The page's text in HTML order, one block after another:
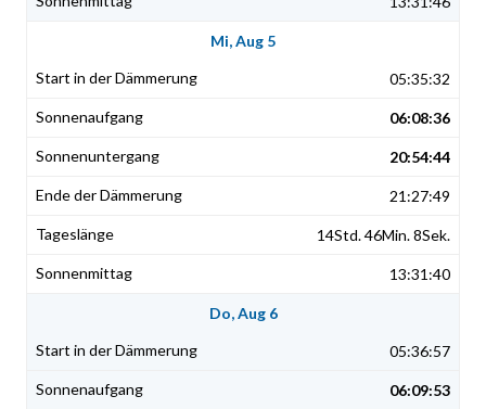
Mi, Aug 5
05:35:32
06:08:36
20:54:44
21:27:49
14Std. 46Min. 8Sek.
13:31:40
Do, Aug 6
05:36:57
06:09:53